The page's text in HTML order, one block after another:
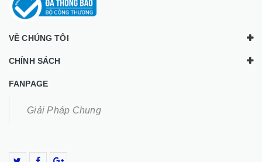
VỀ CHÚNG TÔI
CHÍNH SÁCH
FANPAGE
Giải Pháp Chung